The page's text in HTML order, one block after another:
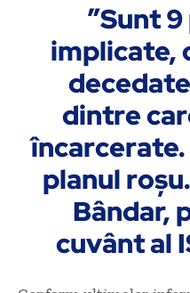
”Sunt
implicate,
dintre
planul
Bândar,
cuvânt al